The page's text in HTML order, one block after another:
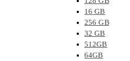
16 GB
256 GB
32 GB
512GB
64GB